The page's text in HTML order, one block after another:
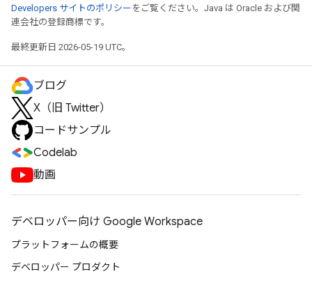
Developers サイトのポリシー をご覧ください。Java は Oracle および関
連会社の登録商標です。
最終更新日 2026-05-19 UTC。
ブログ
X（旧 Twitter）
コードサンプル
Codelab
動画
デベロッパー向け Google Workspace
プラットフォームの概要
デベロッパー プロダクト